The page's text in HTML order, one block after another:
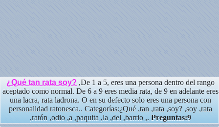
¿Qué tan rata soy? ,De 1 a 5, eres una persona dentro del rango
aceptado como normal. De 6 a 9 eres media rata, de 9 en adelante eres
una lacra, rata ladrona. O en su defecto solo eres una persona con
personalidad ratonesca.. Categorías:¿Qué ,tan ,rata ,soy? ,soy ,rata
,ratón ,odio ,a ,paquita ,la ,del ,barrio ,. Preguntas:9